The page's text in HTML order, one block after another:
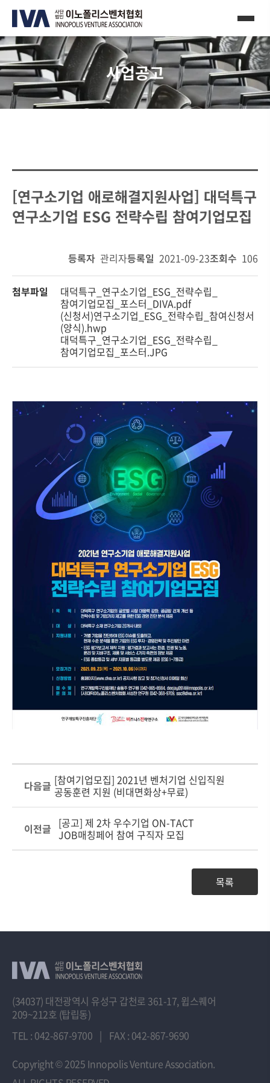
사업공고
[연구소기업 애로해결지원사업] 대덕특구
연구소기업 ESG 전략수립 참여기업모집
등록자 관리자등록일 2021-09-23조회수 106
첨부파일
대덕특구_연구소기업_ESG_전략수립_
참여기업모집_포스터_DIVA.pdf
(신청서)연구소기업_ESG_전략수립_참여신청서
(양식).hwp
대덕특구_연구소기업_ESG_전략수립_
참여기업모집_포스터.JPG
다음글 [참여기업모집] 2021년 벤처기업 신입직원
공동훈련 지원 (비대면화상+무료)
이전글 [공고] 제 2차 우수기업 ON-TACT
JOB매칭페어 참여 구직자 모집
목록
(34037) 대전광역시 유성구 갑천로 361-17, 윕스퀘어
209~212호 (탑립동)
TEL : 042-867-9700 | FAX : 042-867-9690
Copyright© 2025 Innopolis Venture Association.